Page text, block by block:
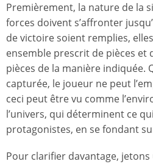
Premièrement, la nature de la
forces doivent s’affronter
de victoire soient remplies,
ensemble prescrit de pièces et
pièces de la manière indiquée.
capturée, le joueur ne peut
ceci peut être vu comme
l’univers, qui déterminent ce
protagonistes, en se fondant
Pour clarifier davantage,